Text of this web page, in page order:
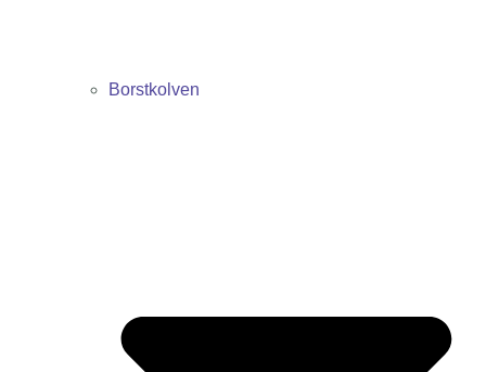
Borstkolven